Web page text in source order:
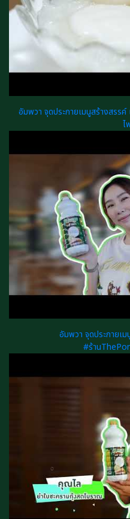
อัมพวา จุดประกายเมนูสร้างสรร
ไ
อัมพวา จุดประกายเ
#ร้าน